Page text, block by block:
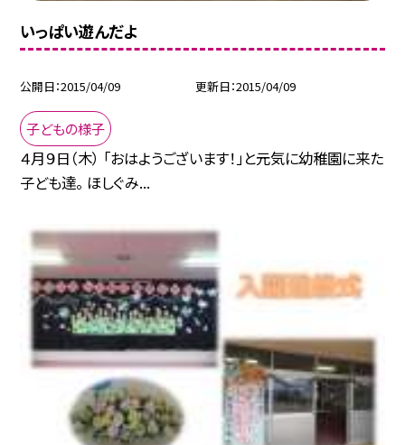
いっぱい遊んだよ
公開日 2015/04/09 更新日 2015/04/09
子どもの様子
４月９日（木） 「おはようございます！」と元気に幼稚園に来た
子ども達。 ほしぐみ...